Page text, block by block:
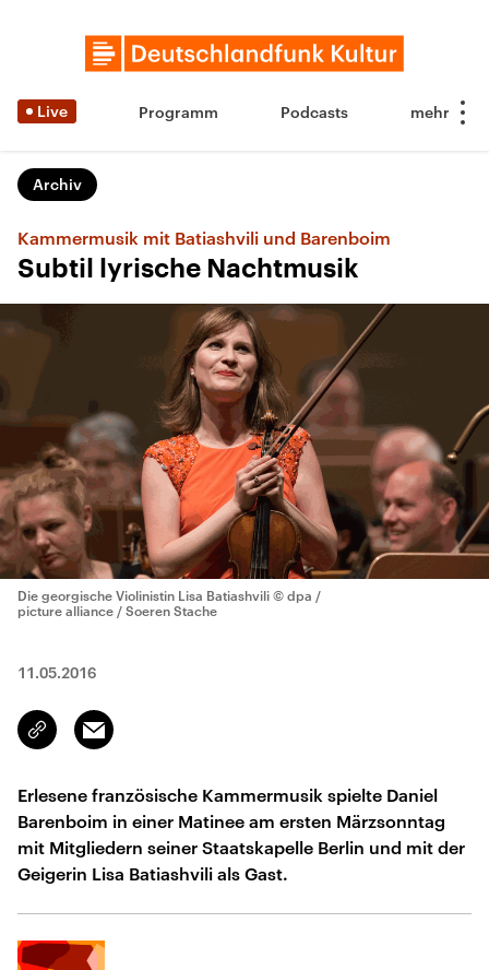
Live Programm Podcasts
Archiv
Kammermusik mit Batiashvili und Barenboim
Subtil lyrische Nachtmusik
Die georgische Violinistin Lisa Batiashvili © dpa /
picture alliance / Soeren Stache
11.05.2016
Link
kopieren/teilen
Email
Erlesene französische Kammermusik spielte Daniel
Barenboim in einer Matinee am ersten Märzsonntag
mit Mitgliedern seiner Staatskapelle Berlin und mit der
Geigerin Lisa Batiashvili als Gast.